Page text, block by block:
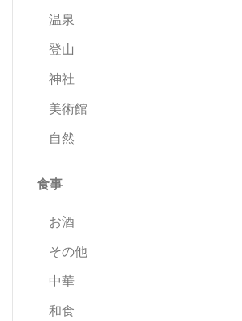
温泉
登山
神社
美術館
自然
食事
お酒
その他
中華
和食